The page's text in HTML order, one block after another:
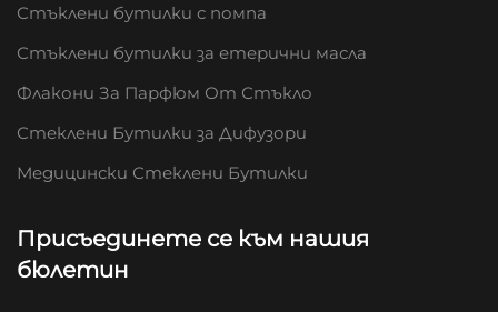
Стъклени бутилки с помпа
Стъклени бутилки за етерични масла
Флакони За Парфюм От Стъкло
Стеклени Бутилки за Дифузори
Медицински Стеклени Бутилки
Присъединете се към нашия
бюлетин